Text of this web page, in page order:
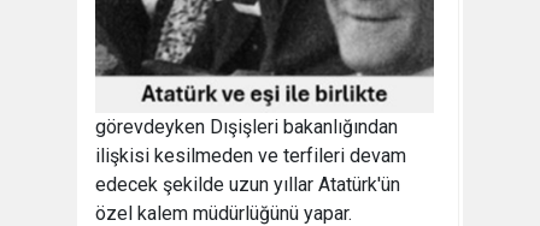
görevdeyken Dışişleri bakanlığından
ilişkisi kesilmeden ve terfileri devam
edecek şekilde uzun yıllar Atatürk'ün
özel kalem müdürlüğünü yapar.